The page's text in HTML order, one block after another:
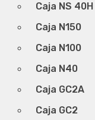
Caja NS 40H
Caja N150
Caja N100
Caja N40
Caja GC2A
Caja GC2